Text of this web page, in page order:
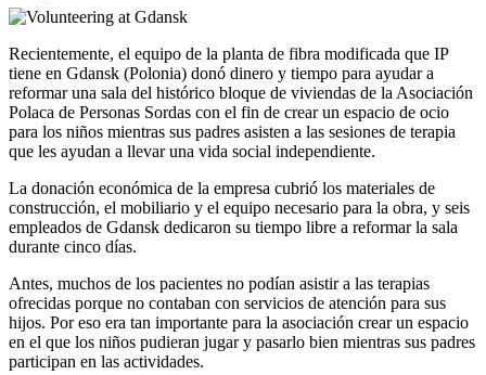
Recientemente, el equipo de la planta de fibra modificada que IP
tiene en Gdansk (Polonia) donó dinero y tiempo para ayudar a
reformar una sala del histórico bloque de viviendas de la Asociación
Polaca de Personas Sordas con el fin de crear un espacio de ocio
para los niños mientras sus padres asisten a las sesiones de terapia
que les ayudan a llevar una vida social independiente.
La donación económica de la empresa cubrió los materiales de
construcción, el mobiliario y el equipo necesario para la obra, y seis
empleados de Gdansk dedicaron su tiempo libre a reformar la sala
durante cinco días.
Antes, muchos de los pacientes no podían asistir a las terapias
ofrecidas porque no contaban con servicios de atención para sus
hijos. Por eso era tan importante para la asociación crear un espacio
en el que los niños pudieran jugar y pasarlo bien mientras sus padres
participan en las actividades.